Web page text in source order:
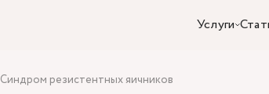
Услуги
Синдром резистентных яичников